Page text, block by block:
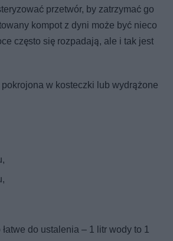
przetwór, by zatrzymać go
kompot z dyni może być nieco
często się rozpadają, ale i tak jest
w kosteczki lub wydrążone
do ustalenia – 1 litr wody to 1